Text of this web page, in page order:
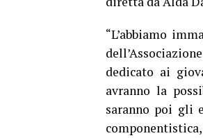
“L’abbiamo
dedicato ai
avranno la
saranno poi gli